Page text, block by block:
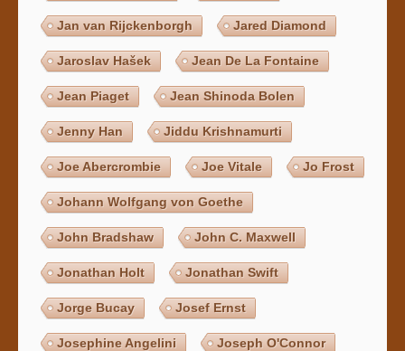
Jan van Rijckenborgh Jared Diamond
Jaroslav Hašek Jean De La Fontaine
Jean Piaget Jean Shinoda Bolen
Jenny Han Jiddu Krishnamurti
Joe Abercrombie Joe Vitale Jo Frost
Johann Wolfgang von Goethe
John Bradshaw John C. Maxwell
Jonathan Holt Jonathan Swift
Jorge Bucay Josef Ernst
Josephine Angelini Joseph O'Connor